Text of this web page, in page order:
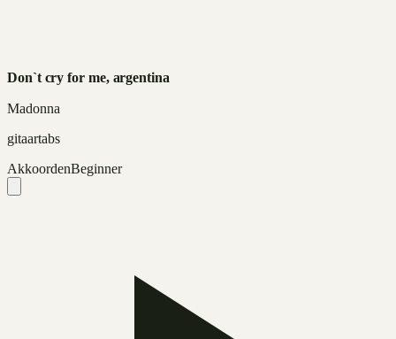
Don`t cry for me, argentina
Madonna
gitaartabs
AkkoordenBeginner